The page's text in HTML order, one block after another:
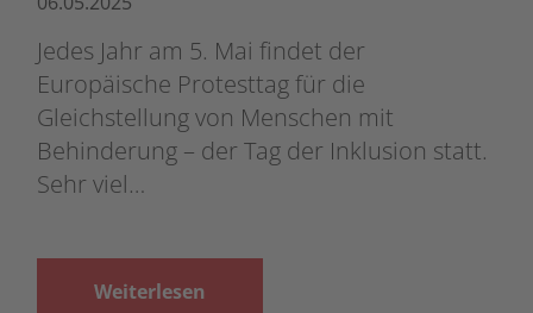
Jedes Jahr am 5. Mai findet der
Europäische Protesttag für die
Gleichstellung von Menschen mit
Behinderung – der Tag der Inklusion statt.
Sehr viel…
Weiterlesen